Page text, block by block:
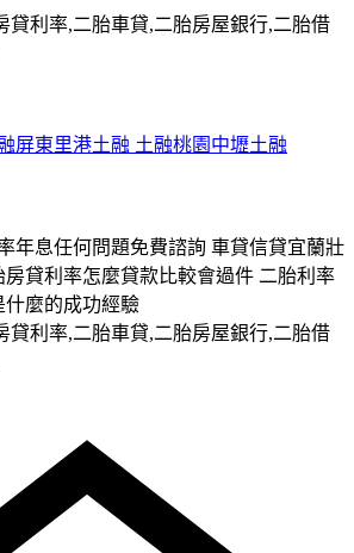
貸利率,二胎車貸,二胎房屋銀行,二胎借
屏東里港土融 土融桃園中壢土融
年息任何問題免費諮詢 車貸信貸宜蘭壯
房貸利率怎麼貸款比較會過件 二胎利率
什麼的成功經驗
貸利率,二胎車貸,二胎房屋銀行,二胎借